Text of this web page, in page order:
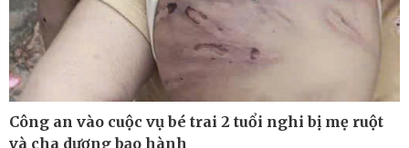
Biển đảo
Quan sát
Ảnh
Công an vào cuộc vụ bé trai 2 tuổi nghi bị mẹ ruột
và cha dượng bạo hành